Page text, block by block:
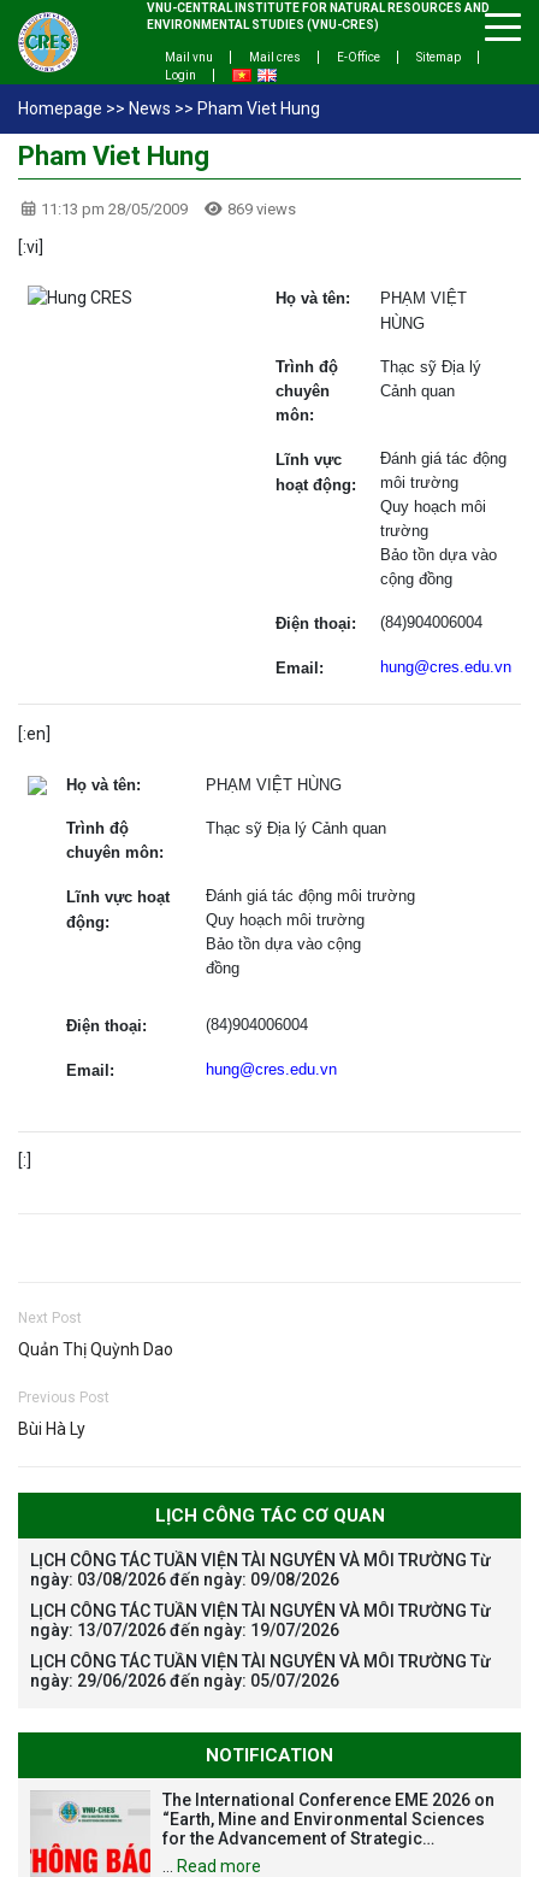
VNU-CENTRAL INSTITUTE FOR NATURAL RESOURCES AND
ENVIRONMENTAL STUDIES (VNU-CRES)
Mail vnu Mail cres E-Office
Sitemap
Login
Homepage >> News >> Pham Viet Hung
Pham Viet Hung
11:13 pm 28/05/2009 869 views
[:vi]
Họ và tên:
PHẠM VIỆT
HÙNG
Trình độ
chuyên
môn:
Thạc sỹ Địa lý
Cảnh quan
Lĩnh vực
hoạt động:
Đánh giá tác động
môi trường
Quy hoạch môi
trường
Bảo tồn dựa vào
cộng đồng
Điện thoại: (84)904006004
Email: hung@cres.edu.vn
[:en]
Họ và tên: PHẠM VIỆT HÙNG
Trình độ
chuyên môn:
Thạc sỹ Địa lý Cảnh quan
Lĩnh vực hoạt
động:
Đánh giá tác động môi trường
Quy hoạch môi trường
Bảo tồn dựa vào cộng
đồng
Điện thoại: (84)904006004
Email: hung@cres.edu.vn
[:]
Next Post
Quản Thị Quỳnh Dao
Previous Post
Bùi Hà Ly
LỊCH CÔNG TÁC CƠ QUAN
LỊCH CÔNG TÁC TUẦN VIỆN TÀI NGUYÊN VÀ MÔI TRƯỜNG Từ
ngày: 03/08/2026 đến ngày: 09/08/2026
LỊCH CÔNG TÁC TUẦN VIỆN TÀI NGUYÊN VÀ MÔI TRƯỜNG Từ
ngày: 13/07/2026 đến ngày: 19/07/2026
LỊCH CÔNG TÁC TUẦN VIỆN TÀI NGUYÊN VÀ MÔI TRƯỜNG Từ
ngày: 29/06/2026 đến ngày: 05/07/2026
NOTIFICATION
The International Conference EME 2026 on
“Earth, Mine and Environmental Sciences
for the Advancement of Strategic
Technologies and Infrastructure
… Read more